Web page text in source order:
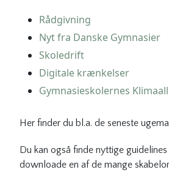
Rådgivning
Nyt fra Danske Gymnasier
Skoledrift
Digitale krænkelser
Gymnasieskolernes
Her finder du bl.a. de seneste
Du kan også finde nyttige
downloade en af de mange